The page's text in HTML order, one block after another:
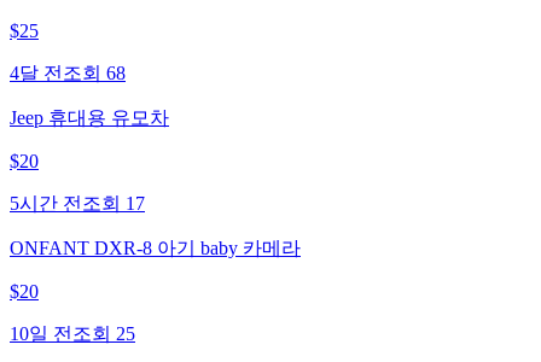
$25
4달 전 조회 68
Jeep 휴대용 유모차
$20
5시간 전 조회 17
ONFANT DXR-8 아기 baby 카메라
$20
10일 전 조회 25